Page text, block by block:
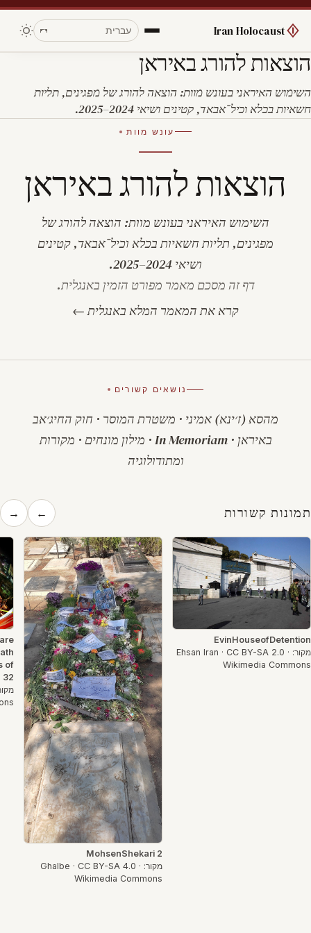
Iran Holocaust
הוצאות להורג באיראן
השימוש האיראני בעונש מוות: הוצאה להורג של מפגינים, תליות
חשאיות בכלא וכיל־אבאד, קטינים ושיאי 2024–2025.
עונש מוות
הוצאות להורג באיראן
השימוש האיראני בעונש מוות: הוצאה להורג של
מפגינים, תליות חשאיות בכלא וכיל־אבאד, קטינים
ושיאי 2024–2025.
דף זה מסכם מאמר מפורט הזמין באנגלית.
קרא את המאמר המלא באנגלית ←
נושאים קשורים
מהסא (ז׳ינא) אמיני · משטרת המוסר · חוק החיג׳אב
באיראן ·
In Memoriam
· מילון מונחים · מקורות
ומתודולוגיה
תמונות קשורות ←
→
EvinHouseofDetention
מקור: Ehsan Iran · CC BY-SA 2.0 ·
Wikimedia Commons
MohsenShekari 2
מקור: Ghalbe · CC BY-SA 4.0 ·
Wikimedia Commons
of
32